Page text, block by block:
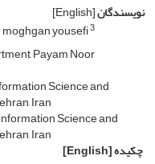
نویسندگان[English]
moghgan yousefi3
Payam Noor
Science and
Iran
Science and
Iran
چکیده[English]